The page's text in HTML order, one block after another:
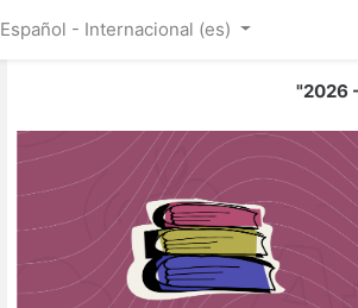
"2026
Español - Internacional ‎(es)‎